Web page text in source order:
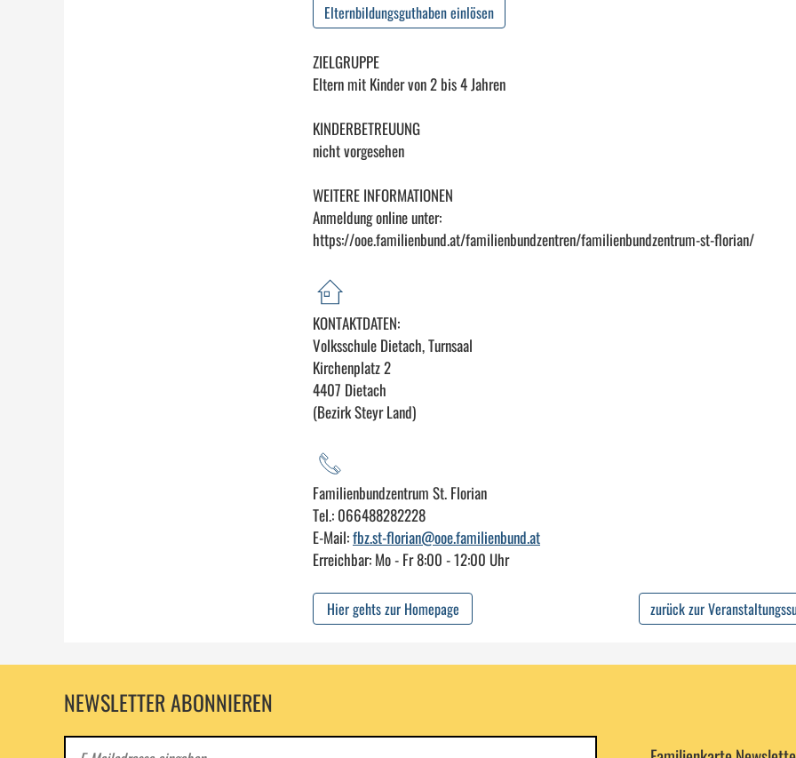
Elternbildungsguthaben einlösen
ZIELGRUPPE
Eltern mit Kinder von 2 bis 4 Jahren
KINDERBETREUUNG
nicht vorgesehen
WEITERE INFORMATIONEN
Anmeldung online unter:
https://ooe.familienbund.at/familienbundzentren/familienbundzentrum-st-florian/
KONTAKTDATEN:
Volksschule Dietach, Turnsaal
Kirchenplatz 2
4407 Dietach
(Bezirk Steyr Land)
Familienbundzentrum St. Florian
Tel.: 066488282228
E-Mail:fbz.st-florian@ooe.familienbund.at
Erreichbar: Mo - Fr 8:00 - 12:00 Uhr
Hier gehts zur Homepage zurück zur
NEWSLETTER ABONNIEREN
Newsletterkategorie